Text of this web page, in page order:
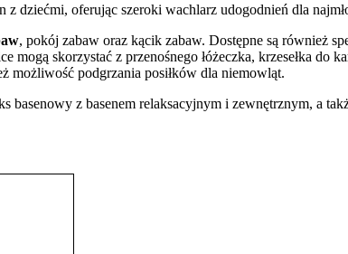
dziećmi, oferując szeroki wachlarz udogodnień dla
, pokój zabaw oraz kącik zabaw. Dostępne są również
mogą skorzystać z przenośnego łóżeczka, krzesełka do
możliwość podgrzania posiłków dla niemowląt.
basenowy z basenem relaksacyjnym i zewnętrznym, a
kompleksu działa bar, w tym bar zlokalizowany przy